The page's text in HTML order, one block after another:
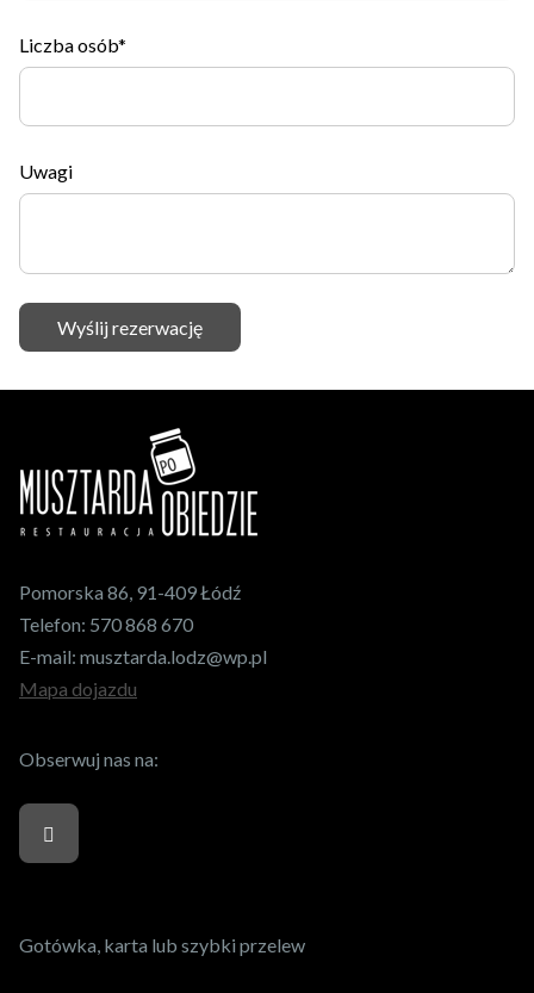
Liczba osób*
Uwagi
Wyślij rezerwację
Pomorska 86, 91-409 Łódź
Telefon: 570 868 670
E-mail: musztarda.lodz@wp.pl
Mapa dojazdu
Obserwuj nas na:
Gotówka, karta lub szybki przelew